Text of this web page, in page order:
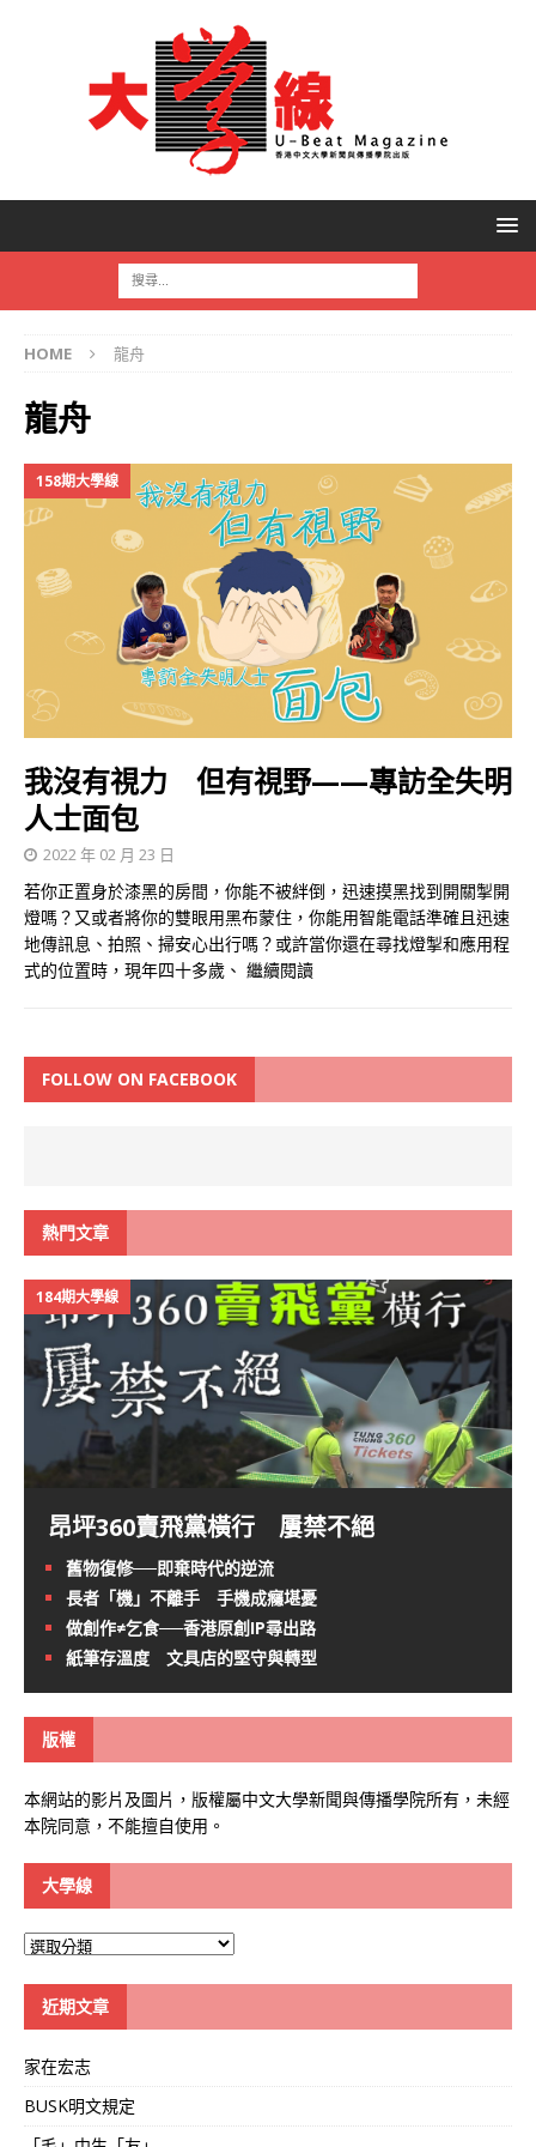
HOME 龍舟
龍舟
158期大學線
我沒有視力 但有視野——專訪全失明
人士面包
2022 年 02 月 23 日
若你正置身於漆黑的房間，你能不被絆倒，迅速摸黑找到開關掣開
燈嗎？又或者將你的雙眼用黑布蒙住，你能用智能電話準確且迅速
地傳訊息、拍照、掃安心出行嗎？或許當你還在尋找燈掣和應用程
式的位置時，現年四十多歲、 繼續閱讀
FOLLOW ON FACEBOOK
熱門文章
184期大學線
昂坪360賣飛黨橫行 屢禁不絕
舊物復修──即棄時代的逆流
長者「機」不離手 手機成癮堪憂
做創作≠乞食──香港原創IP尋出路
紙筆存溫度 文具店的堅守與轉型
版權
本網站的影片及圖片，版權屬中文大學新聞與傳播學院所有，未經
本院同意，不能擅自使用。
大學線
大
近期文章
家在宏志
BUSK明文規定